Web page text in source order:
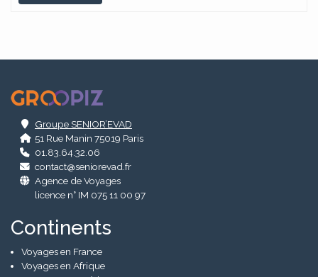
Groupe SENIOR’EVAD
51 Rue Manin 75019 Paris
01.83.64.32.06
contact@seniorevad.fr
Agence de Voyages
licence n° IM 075 11 00 97
Continents
Voyages en France
Voyages en Afrique